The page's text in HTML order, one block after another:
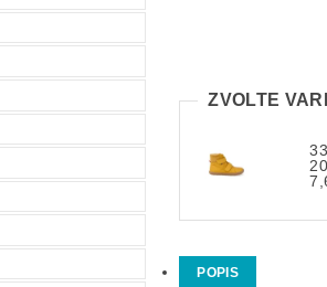
ZVOLTE
33
POPIS